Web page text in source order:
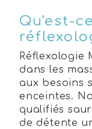
Qu'est-
Réflexologie
dans les
aux besoins
enceintes.
qualifiés
de détente